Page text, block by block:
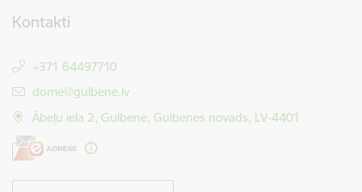
Kontakti
+371 64497710
E-pasts:
dome@gulbene.lv
Ābeļu iela 2, Gulbene, Gulbenes novads, LV-4401